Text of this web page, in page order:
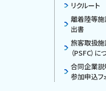
リクルート
離着陸等
出書
旅客取扱
（PSFC）に
合同企業
参加申込フ